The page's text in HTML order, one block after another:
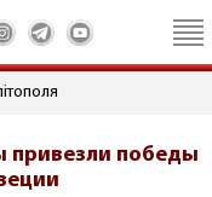
привезли победы